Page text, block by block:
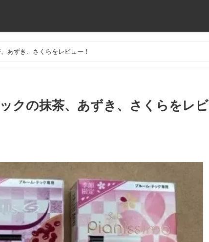
あずき、さくらをレビュー！
クの抹茶、あずき、さくらをレビ